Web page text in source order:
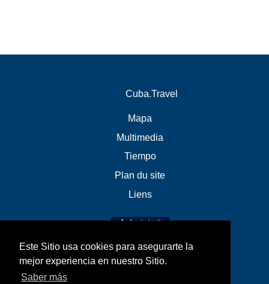
Este Sitio usa cookies para asegurarte la
mejor experiencia en nuestro Sitio.
Saber más
Cuba.Travel
Mapa
Multimedia
Tiempo
Plan du site
Liens